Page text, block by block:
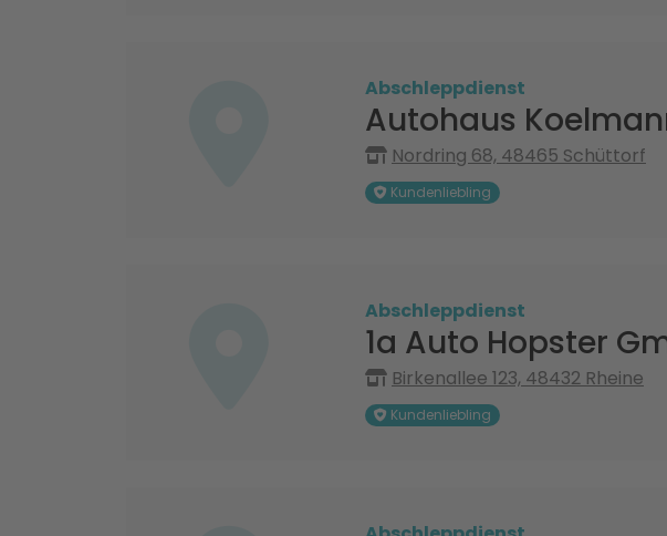
Abschleppdienst
Autohaus
Nordring 68, 48465 Schüttorf
Kundenliebling
Abschleppdienst
1a Auto Hopster
Birkenallee 123, 48432 Rheine
Kundenliebling